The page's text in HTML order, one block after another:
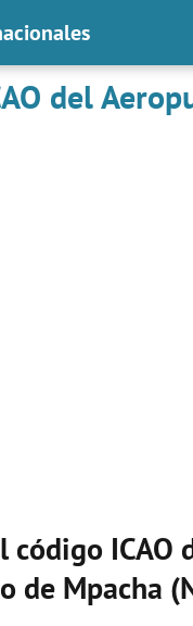
del
código ICAO
de Mpacha